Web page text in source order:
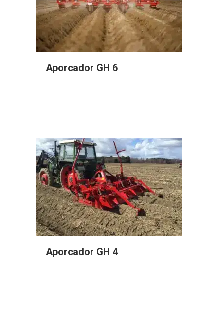
Aporcador GH 6
Aporcador GH 4